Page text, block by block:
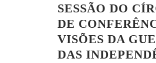
SESSÃO DO
DE
VISÕES DA
DAS